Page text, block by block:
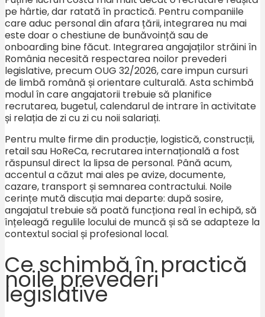
pe hârtie, dar ratată în practică. Pentru companiile
care aduc personal din afara țării, integrarea nu mai
este doar o chestiune de bunăvoință sau de
onboarding bine făcut. Integrarea angajaților străini în
România necesită respectarea noilor prevederi
legislative, precum OUG 32/2026, care impun cursuri
de limbă română și orientare culturală. Asta schimbă
modul în care angajatorii trebuie să planifice
recrutarea, bugetul, calendarul de intrare în activitate
și relația de zi cu zi cu noii salariați.
Pentru multe firme din producție, logistică, construcții,
retail sau HoReCa, recrutarea internațională a fost
răspunsul direct la lipsa de personal. Până acum,
accentul a căzut mai ales pe avize, documente,
cazare, transport și semnarea contractului. Noile
cerințe mută discuția mai departe: după sosire,
angajatul trebuie să poată funcționa real în echipă, să
înțeleagă regulile locului de muncă și să se adapteze la
contextul social și profesional local.
Ce schimbă în practică
noile prevederi
legislative